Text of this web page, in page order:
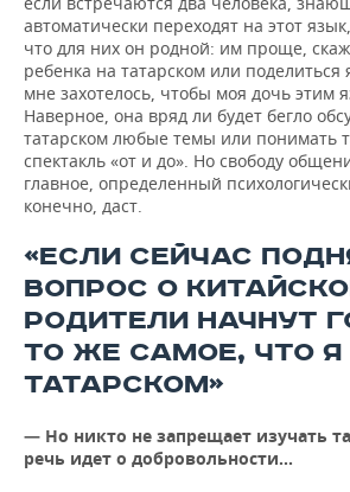
автоматически переходят на этот
что для них он родной: им проще,
ребенка на татарском или
мне захотелось, чтобы моя дочь этим
Наверное, она вряд ли будет бегло
татарском любые темы или понимать
спектакль «от и до». Но свободу
главное, определенный
конечно, даст.
«ЕСЛИ СЕЙЧАС
ВОПРОС О
РОДИТЕЛИ НАЧНУТ
ТО ЖЕ САМОЕ, ЧТО
ТАТАРСКОМ»
— Но никто не запрещает изучать
речь идет о добровольности…